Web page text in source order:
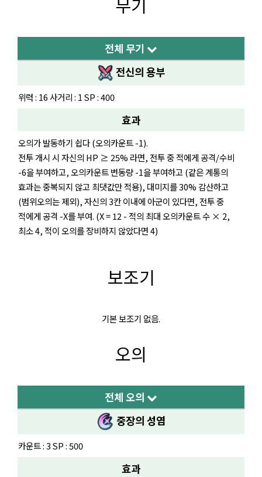
전체 무기
전신의 용부
위력 : 16 사거리 : 1 SP : 400
효과
오의가 발동하기 쉽다 (오의카운트 -1).
전투 개시 시 자신의 HP ≥ 25% 라면, 전투 중 적에게 공격/수비
-6을 부여하고, 오의카운트 변동량 -1을 부여하고 (같은 계통의
효과는 중복되지 않고 최댓값만 적용), 대미지를 30% 감산하고
(범위오의는 제외), 자신의 3칸 이내에 아군이 있다면, 전투 중
적에게 공격 -X를 부여. (X = 12 - 적의 최대 오의카운트 수 × 2,
최소 4, 적이 오의를 장비하지 않았다면 4)
보조기
기본 보조기 없음.
오의
전체 오의
중장의 성염
카운트 : 3 SP : 500
효과